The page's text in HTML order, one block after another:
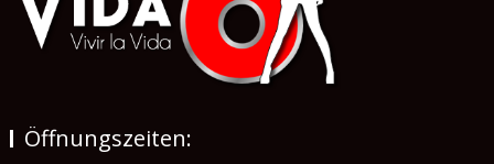
Öffnungszeiten: